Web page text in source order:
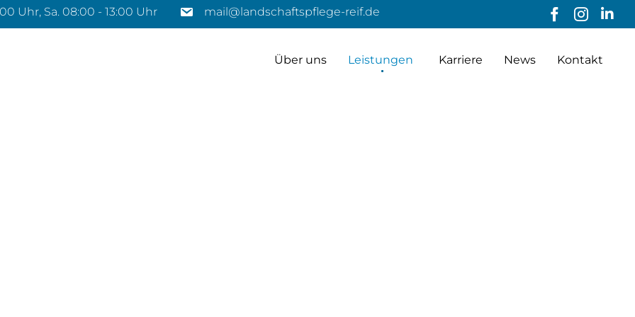
Uhr, Sa. 08:00 - 13:00 Uhr mail@landschaftspflege-reif.de
Über uns Leistungen Karriere News Kontakt